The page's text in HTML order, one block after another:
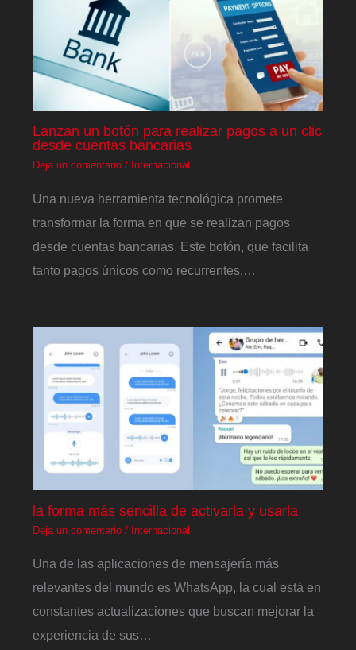
Lanzan un botón para realizar pagos a un clic
desde cuentas bancarias
Deja un comentario / Internacional
Una nueva herramienta tecnológica promete
transformar la forma en que se realizan pagos
desde cuentas bancarias. Este botón, que facilita
tanto pagos únicos como recurrentes,…
la forma más sencilla de activarla y usarla
Deja un comentario / Internacional
Una de las aplicaciones de mensajería más
relevantes del mundo es WhatsApp, la cual está en
constantes actualizaciones que buscan mejorar la
experiencia de sus…